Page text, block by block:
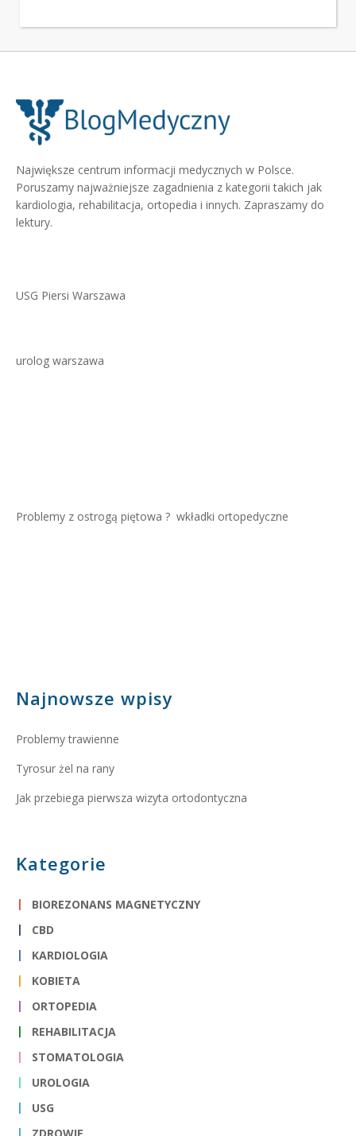
Największe centrum informacji medycznych w Polsce.
Poruszamy najważniejsze zagadnienia z kategorii takich jak
kardiologia, rehabilitacja, ortopedia i innych. Zapraszamy do
lektury.
USG Piersi Warszawa
urolog warszawa
Problemy z ostrogą piętowa ? wkładki ortopedyczne
Najnowsze wpisy
Problemy trawienne
Tyrosur żel na rany
Jak przebiega pierwsza wizyta ortodontyczna
Kategorie
BIOREZONANS MAGNETYCZNY
CBD
KARDIOLOGIA
KOBIETA
ORTOPEDIA
REHABILITACJA
STOMATOLOGIA
UROLOGIA
USG